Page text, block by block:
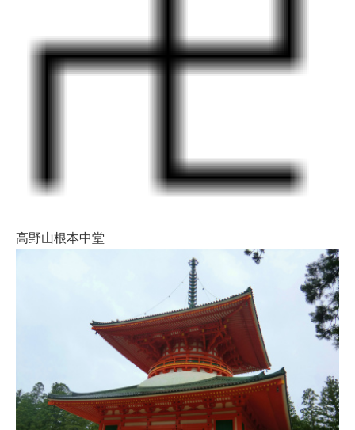
高野山根本中堂